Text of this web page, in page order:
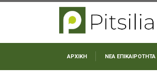
ΑΡΧΙΚΗ ΝΕΑ ΕΠΙΚΑΙΡΟΤΗΤΑ